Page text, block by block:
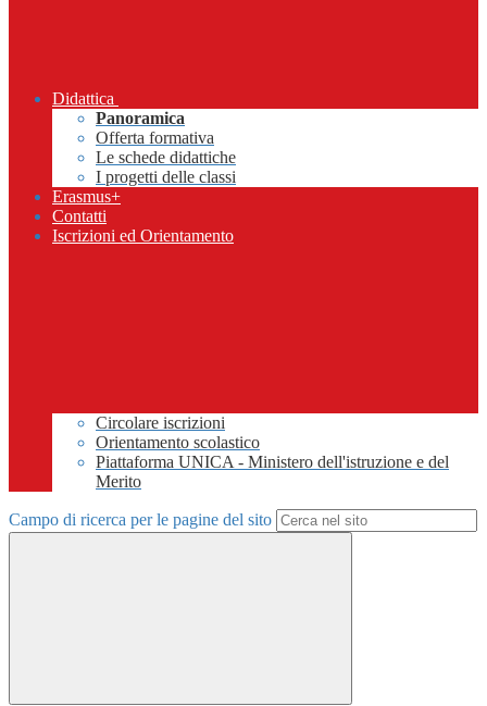
Didattica
Panoramica
Offerta formativa
Le schede didattiche
I progetti delle classi
Erasmus+
Contatti
Iscrizioni ed Orientamento
Circolare iscrizioni
Orientamento scolastico
Piattaforma UNICA - Ministero dell'istruzione e del
Merito
Campo di ricerca per le pagine del sito